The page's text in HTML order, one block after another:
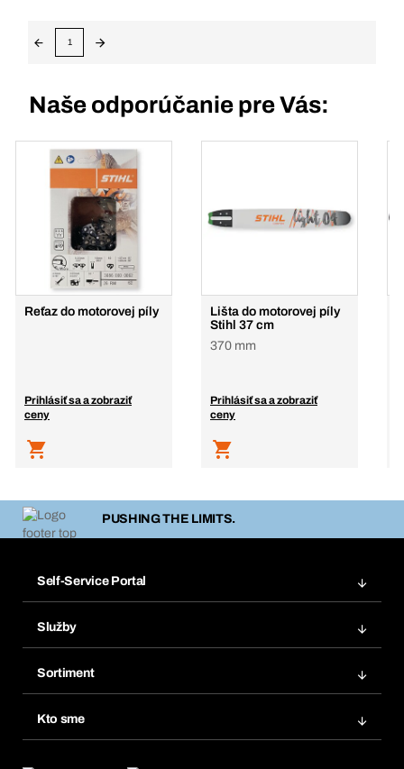
1
Naše odporúčanie pre Vás:
Reťaz do motorovej píly
Prihlásiť sa a zobraziť
ceny
Lišta do motorovej píly
Stihl 37 cm
370 mm
Prihlásiť sa a zobraziť
ceny
PUSHING THE LIMITS.
Self-Service Portal
Obľúbené
Opakované objednávky
Predplatné
Služby
Chemická databáza
eProcurement
Sortiment
Kto sme